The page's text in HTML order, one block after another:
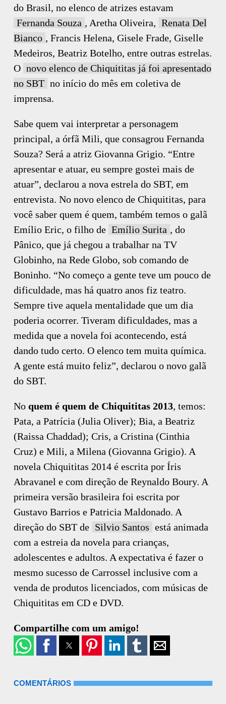
do Brasil, no elenco de atrizes estavam
Fernanda Souza , Aretha Oliveira, Renata Del
Bianco , Francis Helena, Gisele Frade, Giselle
Medeiros, Beatriz Botelho, entre outras estrelas.
O novo elenco de Chiquititas já foi apresentado
no SBT no início do mês em coletiva de
imprensa.
Sabe quem vai interpretar a personagem
principal, a órfã Mili, que consagrou Fernanda
Souza? Será a atriz Giovanna Grigio. “Entre
apresentar e atuar, eu sempre gostei mais de
atuar”, declarou a nova estrela do SBT, em
entrevista. No novo elenco de Chiquititas, para
você saber quem é quem, também temos o galã
Emílio Eric, o filho de Emílio Surita , do
Pânico, que já chegou a trabalhar na TV
Globinho, na Rede Globo, sob comando de
Boninho. “No começo a gente teve um pouco de
dificuldade, mas há quatro anos fiz teatro.
Sempre tive aquela mentalidade que um dia
poderia ocorrer. Tiveram dificuldades, mas a
medida que a novela foi acontecendo, está
dando tudo certo. O elenco tem muita química.
A gente está muito feliz”, declarou o novo galã
do SBT.
No quem é quem de Chiquititas 2013, temos:
Pata, a Patrícia (Julia Oliver); Bia, a Beatriz
(Raissa Chaddad); Cris, a Cristina (Cinthia
Cruz) e Mili, a Milena (Giovanna Grigio). A
novela Chiquititas 2014 é escrita por Íris
Abravanel e com direção de Reynaldo Boury. A
primeira versão brasileira foi escrita por
Gustavo Barrios e Patricia Maldonado. A
direção do SBT de Silvio Santos está animada
com a estreia da novela para crianças,
adolescentes e adultos. A expectativa é fazer o
mesmo sucesso de Carrossel inclusive com a
venda de produtos licenciados, com músicas de
Chiquititas em CD e DVD.
Compartilhe com um amigo!
COMENTÁRIOS